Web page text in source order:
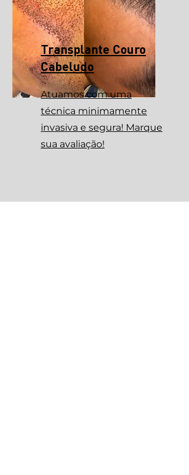
Transplante Couro
Cabeludo
Atuamos com uma
técnica minimamente
invasiva e segura! Marque
sua avaliação!